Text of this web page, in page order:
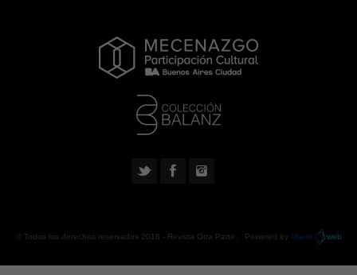
© Todos los derechos reservados 2018 - Revista Otra Parte . Powered by Urano web